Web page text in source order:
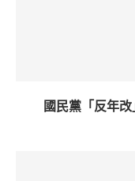
國民黨「反年